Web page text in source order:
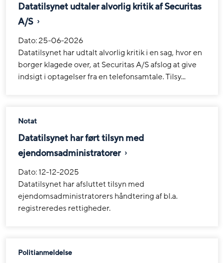
Datatilsynet udtaler alvorlig kritik af Securitas
A/S
Dato:25-06-2026
Datatilsynet har udtalt alvorlig kritik i en sag, hvor en
borger klagede over, at Securitas A/S afslog at give
indsigt i optagelser fra en telefonsamtale. Tilsy...
Notat
Datatilsynet har ført tilsyn med
ejendomsadministratorer
Dato:12-12-2025
Datatilsynet har afsluttet tilsyn med
ejendomsadministratorers håndtering af bl.a.
registreredes rettigheder.
Politianmeldelse